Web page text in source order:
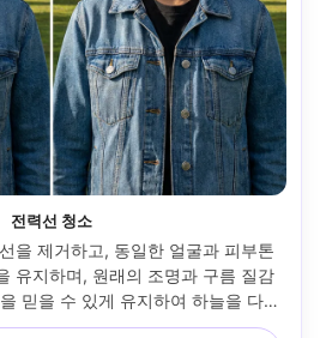
전력선 청소
을 제거하고, 동일한 얼굴과 피부톤
유지하며, 원래의 조명과 구름 질감
믿을 수 있게 유지하여 하늘을 다듬
세요 --ar 4:5